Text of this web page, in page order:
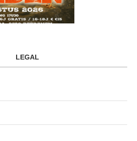
LEGAL